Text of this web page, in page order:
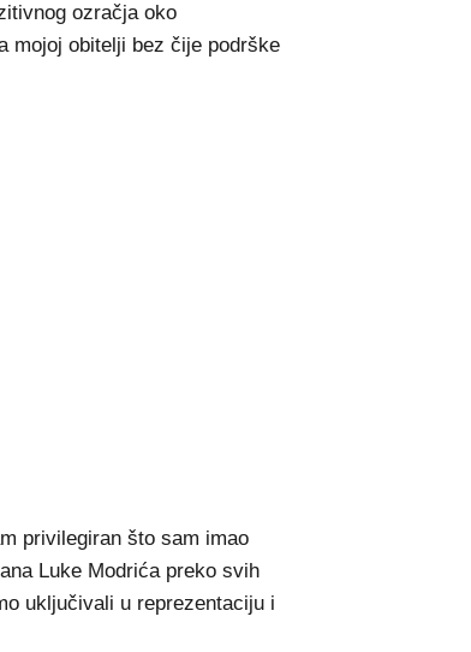
ozračja oko
mojoj obitelji bez čije podrške
privilegiran što sam imao
Luke Modrića preko svih
uključivali u reprezentaciju i